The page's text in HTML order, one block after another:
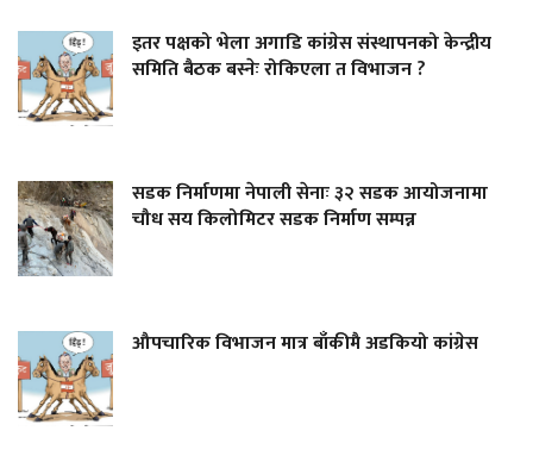
इतर पक्षको भेला अगाडि कांग्रेस संस्थापनको केन्द्रीय
समिति बैठक बस्नेः रोकिएला त विभाजन ?
सडक निर्माणमा नेपाली सेनाः ३२ सडक आयोजनामा
चौध सय किलोमिटर सडक निर्माण सम्पन्न
औपचारिक विभाजन मात्र बाँकीमै अडकियो कांग्रेस